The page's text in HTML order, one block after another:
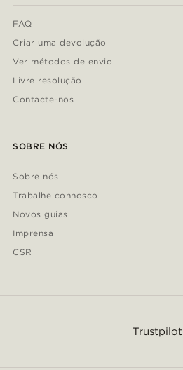
FAQ
Criar uma devolução
Ver métodos de envio
Livre resolução
Contacte-nos
SOBRE NÓS
Sobre nós
Trabalhe connosco
Novos guias
Imprensa
CSR
Trustpilot